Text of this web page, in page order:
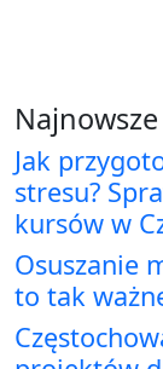
Jak
stresu?
kursów w
Osuszanie
to tak